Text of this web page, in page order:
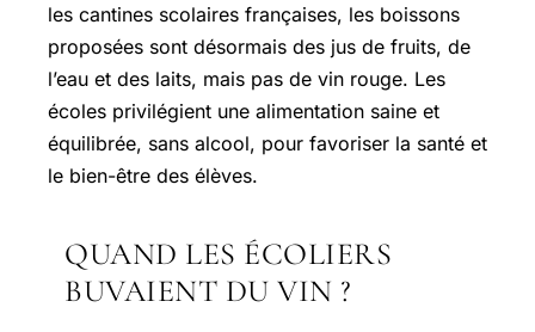
les cantines scolaires françaises, les boissons
proposées sont désormais des jus de fruits, de
l’eau et des laits, mais pas de vin rouge. Les
écoles privilégient une alimentation saine et
équilibrée, sans alcool, pour favoriser la santé et
le bien-être des élèves.
QUAND LES ÉCOLIERS
BUVAIENT DU VIN ?